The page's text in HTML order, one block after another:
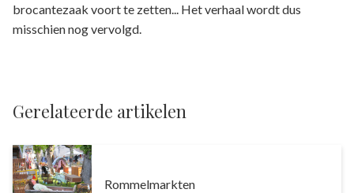
brocantezaak voort te zetten... Het verhaal wordt dus
misschien nog vervolgd.
Gerelateerde artikelen
Rommelmarkten